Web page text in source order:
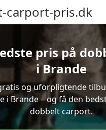
carport-pris.dk
pris på
i Brande
og uforpligtende
i Brande – og få den
dobbelt carport.